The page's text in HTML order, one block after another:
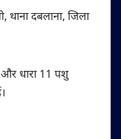
थाना दबलाना, जिला
धारा 11 पशु